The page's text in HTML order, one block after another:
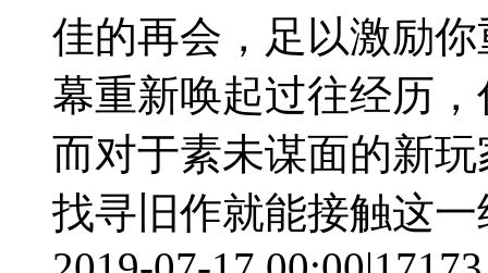
佳的再会，足以激励
幕重新唤起过往经历
而对于素未谋面的新
找寻旧作就能接触这